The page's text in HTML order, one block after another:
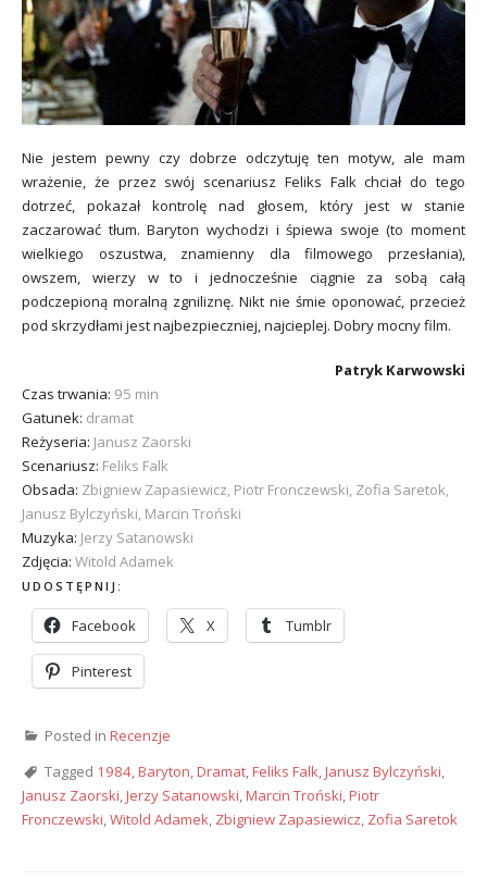
Nie jestem pewny czy dobrze odczytuję ten motyw, ale mam
wrażenie, że przez swój scenariusz Feliks Falk chciał do tego
dotrzeć, pokazał kontrolę nad głosem, który jest w stanie
zaczarować tłum. Baryton wychodzi i śpiewa swoje (to moment
wielkiego oszustwa, znamienny dla filmowego przesłania),
owszem, wierzy w to i jednocześnie ciągnie za sobą całą
podczepioną moralną zgniliznę. Nikt nie śmie oponować, przecież
pod skrzydłami jest najbezpieczniej, najcieplej. Dobry mocny film.
Patryk Karwowski
Czas trwania: 95 min
Gatunek: dramat
Reżyseria: Janusz Zaorski
Scenariusz: Feliks Falk
Obsada: Zbigniew Zapasiewicz, Piotr Fronczewski, Zofia Saretok,
Janusz Bylczyński, Marcin Troński
Muzyka: Jerzy Satanowski
Zdjęcia: Witold Adamek
UDOSTĘPNIJ:
Facebook X Tumblr
Pinterest
Posted in Recenzje
Tagged 1984,Baryton,Dramat,Feliks Falk,Janusz Bylczyński,
Janusz Zaorski,Jerzy Satanowski,Marcin Troński,Piotr
Fronczewski,Witold Adamek, Zbigniew Zapasiewicz, Zofia Saretok